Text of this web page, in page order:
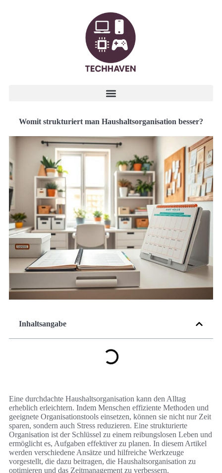
Womit strukturiert man Haushaltsorganisation besser?
Inhaltsangabe
Eine durchdachte Haushaltsorganisation kann den Alltag
erheblich erleichtern. Indem Menschen effiziente Methoden und
geeignete Organisationstools einsetzen, können sie nicht nur Zeit
sparen, sondern auch Stress reduzieren. Eine strukturierte
Organisation ist der Schlüssel zu einem reibungslosen Leben und
ermöglicht es, Aufgaben effektiver zu planen. In diesem Artikel
werden verschiedene Ansätze und hilfreiche Werkzeuge
vorgestellt, die dazu beitragen, die Haushaltsorganisation zu
optimieren und das Zeitmanagement zu verbessern.